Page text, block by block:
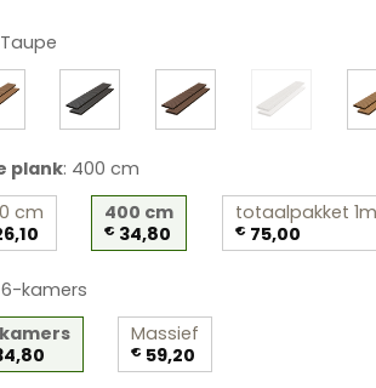
Taupe
plank: 400 cm
cm
400 cm
€ 34,80
totaalpakket
€ 75,00
6-kamers
Massief
€ 59,20